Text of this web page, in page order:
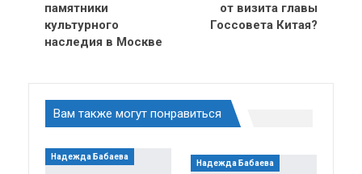
памятники
культурного
наследия в Москве
от визита главы
Госсовета Китая?
Вам также могут понравиться
Надежда Бабаева
Надежда Бабаева